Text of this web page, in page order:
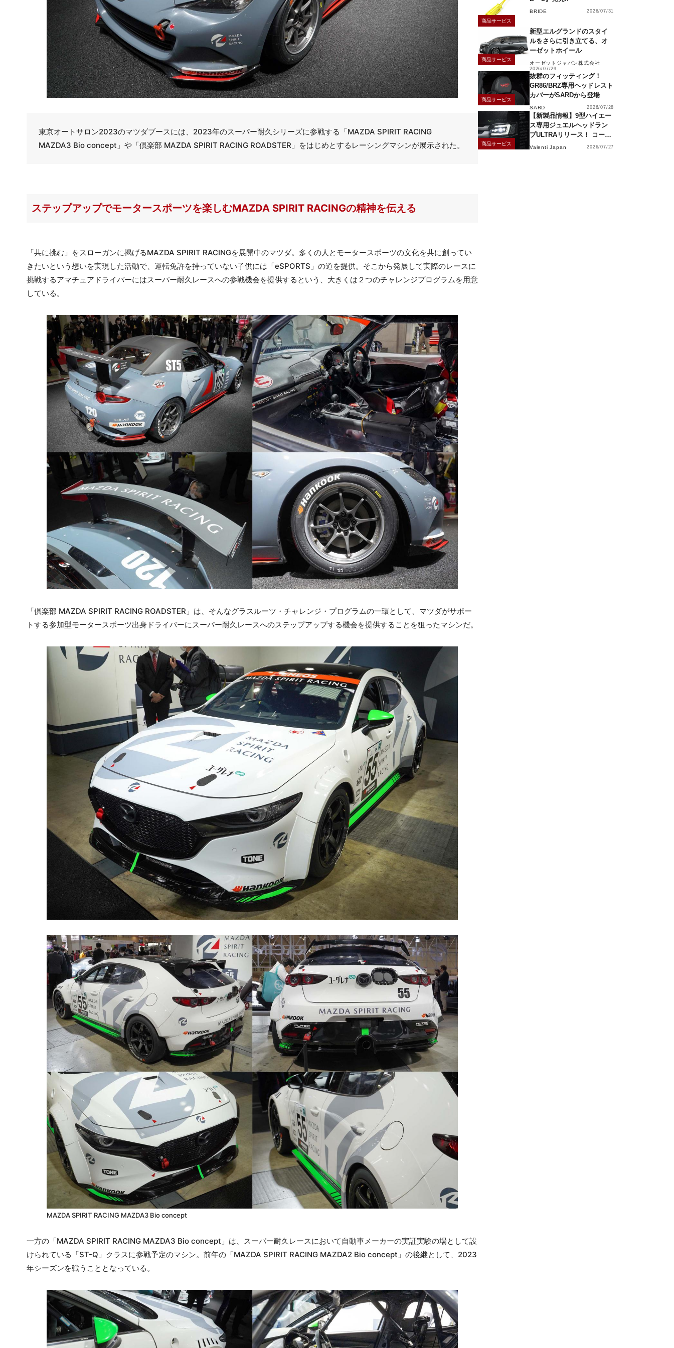
東京オートサロン2023のマツダブースには、2023年のスーパー耐久シリーズに参戦する「MAZDA SPIRIT RACING
MAZDA3 Bio concept」や「倶楽部 MAZDA SPIRIT RACING ROADSTER」をはじめとするレーシングマシンが展示された。
ステップアップでモータースポーツを楽しむMAZDA SPIRIT RACINGの精神を伝える
「共に挑む」をスローガンに掲げるMAZDA SPIRIT RACINGを展開中のマツダ。多くの人とモータースポーツの文化を共に創ってい
きたいという想いを実現した活動で、運転免許を持っていない子供には「eSPORTS」の道を提供。そこから発展して実際のレースに
挑戦するアマチュアドライバーにはスーパー耐久レースへの参戦機会を提供するという、大きくは２つのチャレンジプログラムを用意
している。
「倶楽部 MAZDA SPIRIT RACING ROADSTER」は、そんなグラスルーツ・チャレンジ・プログラムの一環として、マツダがサポー
トする参加型モータースポーツ出身ドライバーにスーパー耐久レースへのステップアップする機会を提供することを狙ったマシンだ。
MAZDA SPIRIT RACING MAZDA3 Bio concept
一方の「MAZDA SPIRIT RACING MAZDA3 Bio concept」は、スーパー耐久レースにおいて自動車メーカーの実証実験の場として設
けられている「ST-Q」クラスに参戦予定のマシン。前年の「MAZDA SPIRIT RACING MAZDA2 Bio concept」の後継として、2023
年シーズンを戦うこととなっている。
商品サービス
BRIDE 2026/07/31
商品サービス
新型エルグランドのスタイ
ルをさらに引き立てる、オ
ーゼットホイール
オーゼットジャパン株式会社
2026/07/29
商品サービス
抜群のフィッティング！
GR86/BRZ専用ヘッドレスト
カバーがSARDから登場
SARD 2026/07/28
商品サービス
【新製品情報】9型ハイエー
ス専用ジュエルヘッドラン
プULTRAリリース！ コーナ
ーリングランプ、キーレス
Valenti Japan 2026/07/27